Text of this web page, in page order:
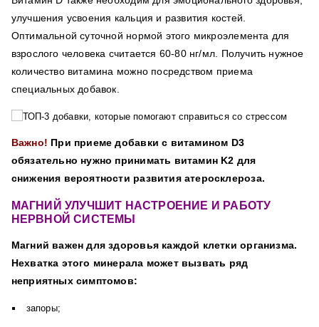
улучшения усвоения кальция и развития костей.
Оптимальной суточной нормой этого микроэлемента для
взрослого человека считается 60-80 нг/мл. Получить нужное
количество витамина можно посредством приема
специальных добавок.
Важно! При приеме добавки с витамином D3
обязательно нужно принимать витамин K2 для
снижения вероятности развития атеросклероза.
МАГНИЙ УЛУЧШИТ НАСТРОЕНИЕ И РАБОТУ
НЕРВНОЙ СИСТЕМЫ
Магний важен для здоровья каждой клетки организма.
Нехватка этого минерала может вызвать ряд
неприятных симптомов:
запоры;